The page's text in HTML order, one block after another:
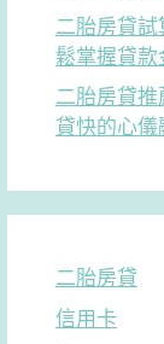
二胎房貸
鬆掌握貸
二胎房貸
貸快的心
二胎房貸
信用卡